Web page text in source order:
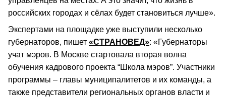
российских городах и сёлах будет становиться лучше».
Экспертами на площадке уже выступили несколько
губернаторов, пишет «СТРАНОВЕД»: «Губернаторы
учат мэров. В Москве стартовала вторая волна
обучения кадрового проекта “Школа мэров”. Участники
программы – главы муниципалитетов и их команды, а
также представители региональных органов власти и